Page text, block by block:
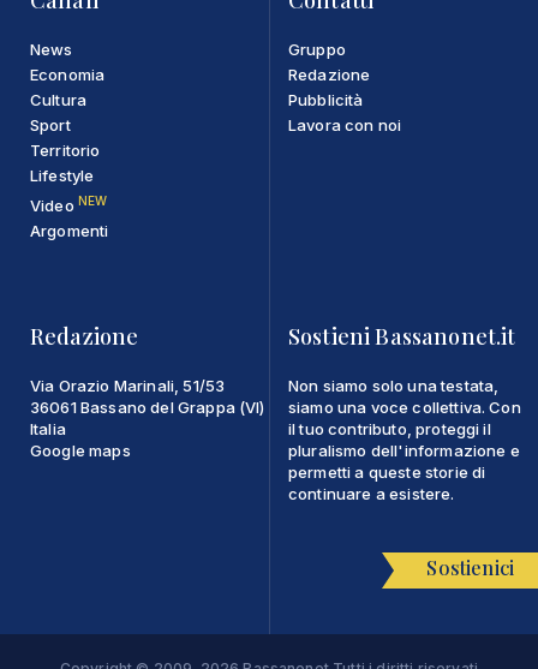
News
Economia
Cultura
Sport
Territorio
Lifestyle
Video NEW
Argomenti
Gruppo
Redazione
Pubblicità
Lavora con noi
Redazione
Via Orazio Marinali, 51/53
36061 Bassano del Grappa (VI)
Italia
Google maps
Sostieni Bassanonet.it
Non siamo solo una testata,
siamo una voce collettiva. Con
il tuo contributo, proteggi il
pluralismo dell'informazione e
permetti a queste storie di
continuare a esistere.
Sostienici